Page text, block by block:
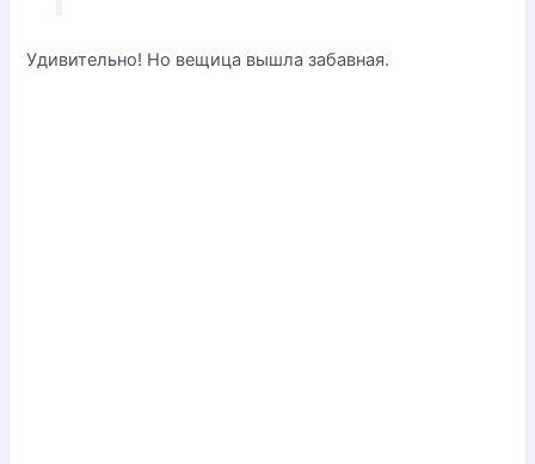
Удивительно! Но вещица вышла забавная.